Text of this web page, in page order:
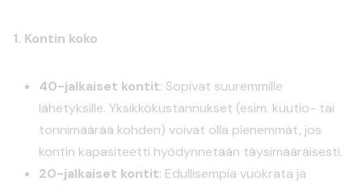
1. Kontin koko
40-jalkaiset kontit: Sopivat suuremmille
lähetyksille. Yksikkökustannukset (esim. kuutio- tai
tonnimäärää kohden) voivat olla pienemmät, jos
kontin kapasiteetti hyödynnetään täysimääräisesti.
20-jalkaiset kontit: Edullisempia vuokrata ja